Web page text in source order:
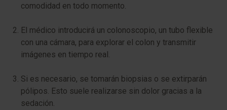
comodidad en todo momento.
El médico introducirá un colonoscopio, un tubo flexible
con una cámara, para explorar el colon y transmitir
imágenes en tiempo real.
Si es necesario, se tomarán biopsias o se extirparán
pólipos. Esto suele realizarse sin dolor gracias a la
sedación.